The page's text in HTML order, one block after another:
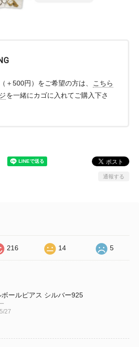
＋500円）をご希望の方は、
こちら
を一緒にカゴに入れてご購入下さ
通報する
216 14 5
ボールピアス シルバー925
27